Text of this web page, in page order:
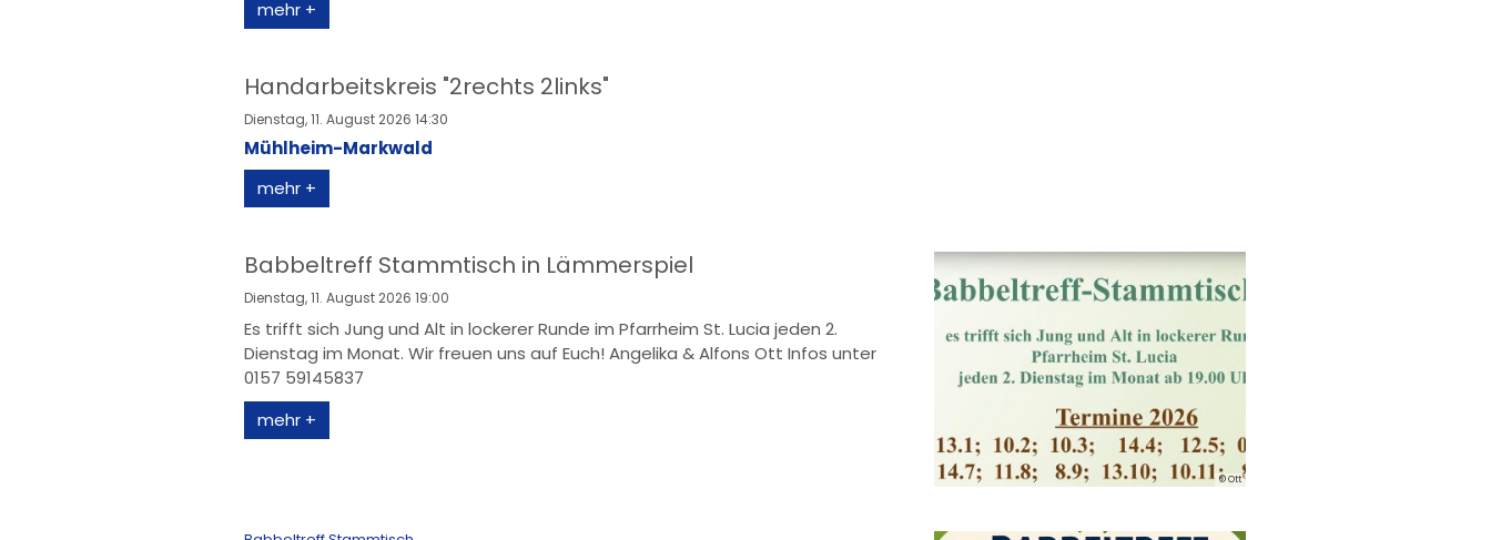
mehr +
Handarbeitskreis "2rechts 2links"
Dienstag, 11. August 2026 14:30
Mühlheim-Markwald
mehr +
© Ott
Babbeltreff Stammtisch in Lämmerspiel
Dienstag, 11. August 2026 19:00
Es trifft sich Jung und Alt in lockerer Runde im Pfarrheim St. Lucia jeden 2.
Dienstag im Monat. Wir freuen uns auf Euch! Angelika & Alfons Ott Infos unter
0157 59145837
mehr +